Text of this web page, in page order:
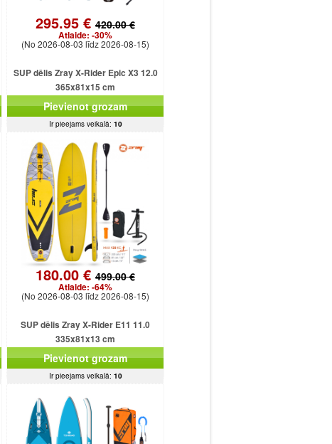
295.95 € 420.00 €
Atlaide: -30%
(No 2026-08-03 līdz 2026-08-15)
SUP dēlis Zray X-Rider Epic X3 12.0
365x81x15 cm
Pievienot grozam
Ir pieejams veikalā: 10
180.00 € 499.00 €
Atlaide: -64%
(No 2026-08-03 līdz 2026-08-15)
SUP dēlis Zray X-Rider E11 11.0
335x81x13 cm
Pievienot grozam
Ir pieejams veikalā: 10